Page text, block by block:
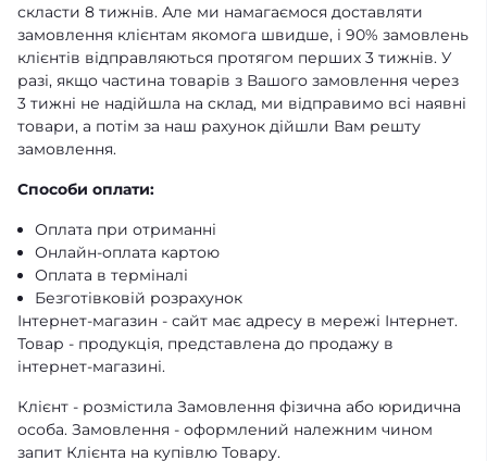
скласти 8 тижнів. Але ми намагаємося доставляти
замовлення клієнтам якомога швидше, і 90% замовлень
клієнтів відправляються протягом перших 3 тижнів. У
разі, якщо частина товарів з Вашого замовлення через
3 тижні не надійшла на склад, ми відправимо всі наявні
товари, а потім за наш рахунок дійшли Вам решту
замовлення.
Способи оплати:
Оплата при отриманні
Онлайн-оплата картою
Оплата в терміналі
Безготівковій розрахунок
Інтернет-магазин - сайт має адресу в мережі Інтернет.
Товар - продукція, представлена ​​до продажу в
інтернет-магазині.
Клієнт - розмістила Замовлення фізична або юридична
особа. Замовлення - оформлений належним чином
запит Клієнта на купівлю Товару.